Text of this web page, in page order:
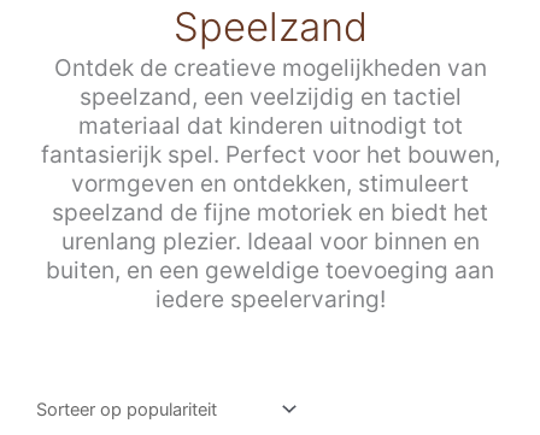
Speelzand
Ontdek de creatieve mogelijkheden van
speelzand, een veelzijdig en tactiel
materiaal dat kinderen uitnodigt tot
fantasierijk spel. Perfect voor het bouwen,
vormgeven en ontdekken, stimuleert
speelzand de fijne motoriek en biedt het
urenlang plezier. Ideaal voor binnen en
buiten, en een geweldige toevoeging aan
iedere speelervaring!